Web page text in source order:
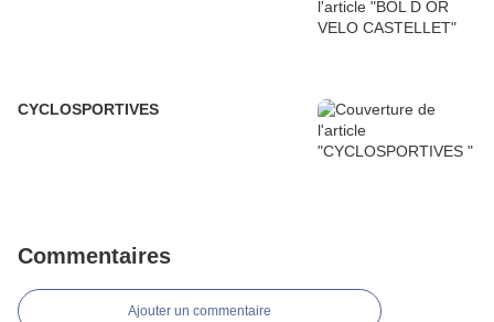
CYCLOSPORTIVES
Commentaires
Ajouter un commentaire